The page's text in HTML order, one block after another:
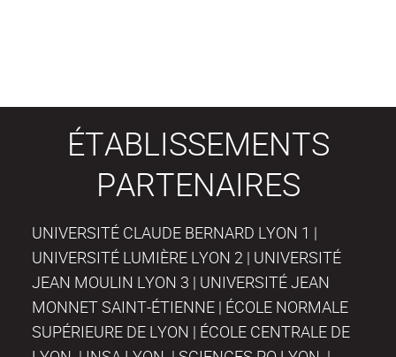
ÉTABLISSEMENTS
PARTENAIRES
UNIVERSITÉ CLAUDE BERNARD LYON 1 |
UNIVERSITÉ LUMIÈRE LYON 2 | UNIVERSITÉ
JEAN MOULIN LYON 3 | UNIVERSITÉ JEAN
MONNET SAINT-ÉTIENNE | ÉCOLE NORMALE
SUPÉRIEURE DE LYON | ÉCOLE CENTRALE DE